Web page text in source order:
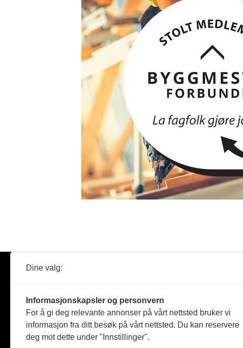
Reportasje
Produkter
Dine valg:
Informasjonskapsler og personvern
For å gi deg relevante annonser på vårt nettsted bruker vi
informasjon fra ditt besøk på vårt nettsted. Du kan reservere
deg mot dette under "Innstillinger".